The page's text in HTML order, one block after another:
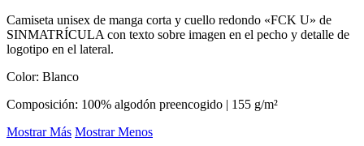
Camiseta unisex de manga corta y cuello redondo «FCK U» de
SINMATRÍCULA con texto sobre imagen en el pecho y detalle de
logotipo en el lateral.
Color: Blanco
Composición: 100% algodón preencogido | 155 g/m²
Mostrar Más Mostrar Menos